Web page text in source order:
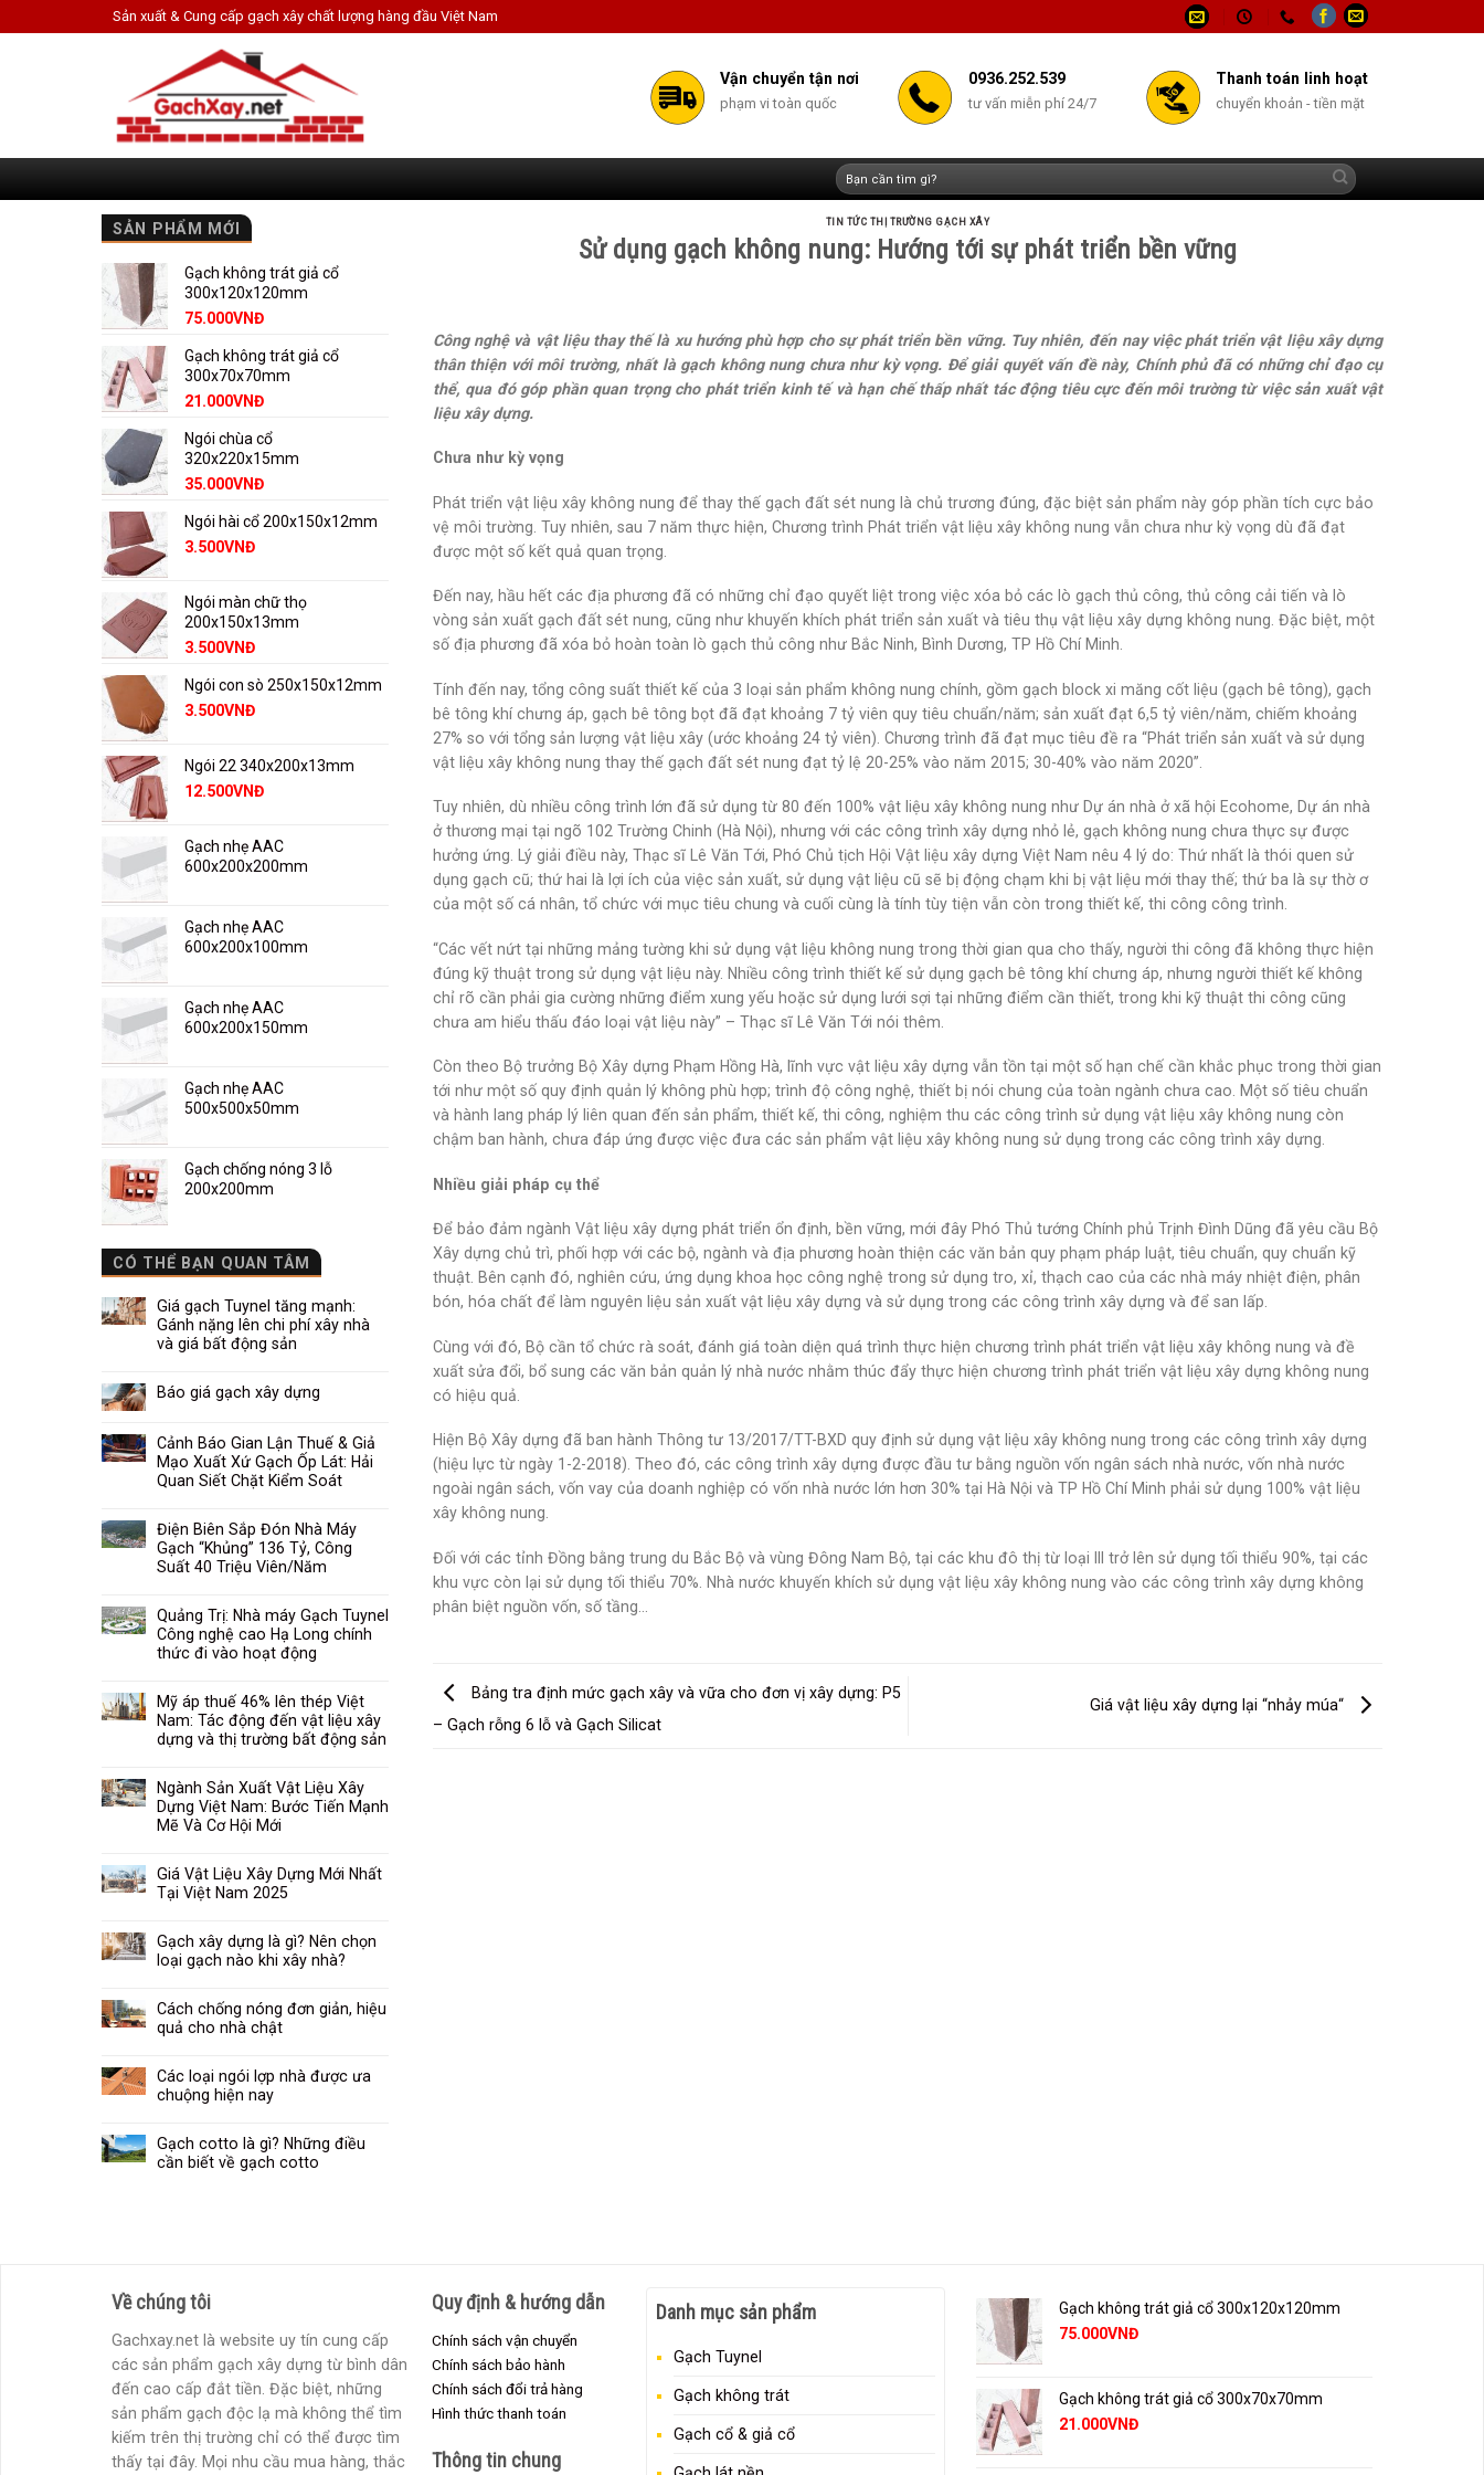
to
Sản xuất & Cung cấp gạch xây chất lượng hàng đầu Việt Nam
Vận chuyển tận nơi
phạm vi toàn quốc
0936.252.539
tư vấn miễn phí 24/7
Thanh toán linh hoạt
chuyển khoản - tiền mặt
Tìm
kiếm:
SẢN PHẨM MỚI
Gạch không trát giả cổ
300x120x120mm
75.000VNĐ
Gạch không trát giả cổ
300x70x70mm
21.000VNĐ
Ngói chùa cổ
320x220x15mm
35.000VNĐ
Ngói hài cổ 200x150x12mm
3.500VNĐ
Ngói màn chữ thọ
200x150x13mm
3.500VNĐ
Ngói con sò 250x150x12mm
3.500VNĐ
Ngói 22 340x200x13mm
12.500VNĐ
Gạch nhẹ AAC
600x200x200mm
Gạch nhẹ AAC
600x200x100mm
Gạch nhẹ AAC
600x200x150mm
Gạch nhẹ AAC
500x500x50mm
Gạch chống nóng 3 lỗ
200x200mm
CÓ THỂ BẠN QUAN TÂM
Giá gạch Tuynel tăng mạnh:
Gánh nặng lên chi phí xây nhà
và giá bất động sản
Báo giá gạch xây dựng
Cảnh Báo Gian Lận Thuế & Giả
Mạo Xuất Xứ Gạch Ốp Lát: Hải
Quan Siết Chặt Kiểm Soát
Điện Biên Sắp Đón Nhà Máy
Gạch “Khủng” 136 Tỷ, Công
Suất 40 Triệu Viên/Năm
Quảng Trị: Nhà máy Gạch Tuynel
Công nghệ cao Hạ Long chính
thức đi vào hoạt động
Mỹ áp thuế 46% lên thép Việt
Nam: Tác động đến vật liệu xây
dựng và thị trường bất động sản
Ngành Sản Xuất Vật Liệu Xây
Dựng Việt Nam: Bước Tiến Mạnh
Mẽ Và Cơ Hội Mới
Giá Vật Liệu Xây Dựng Mới Nhất
Tại Việt Nam 2025
Gạch xây dựng là gì? Nên chọn
loại gạch nào khi xây nhà?
Cách chống nóng đơn giản, hiệu
quả cho nhà chật
Các loại ngói lợp nhà được ưa
chuộng hiện nay
Gạch cotto là gì? Những điều
cần biết về gạch cotto
TIN TỨC THỊ TRƯỜNG GẠCH XÂY
Sử dụng gạch không nung: Hướng tới sự phát triển bền vững
Công nghệ và vật liệu thay thế là xu hướng phù hợp cho sự phát triển bền vững. Tuy nhiên, đến nay việc phát triển vật liệu xây dựng
thân thiện với môi trường, nhất là gạch không nung chưa như kỳ vọng. Để giải quyết vấn đề này, Chính phủ đã có những chỉ đạo cụ
thể, qua đó góp phần quan trọng cho phát triển kinh tế và hạn chế thấp nhất tác động tiêu cực đến môi trường từ việc sản xuất vật
liệu xây dựng.
Chưa như kỳ vọng
Phát triển vật liệu xây không nung để thay thế gạch đất sét nung là chủ trương đúng, đặc biệt sản phẩm này góp phần tích cực bảo
vệ môi trường. Tuy nhiên, sau 7 năm thực hiện, Chương trình Phát triển vật liệu xây không nung vẫn chưa như kỳ vọng dù đã đạt
được một số kết quả quan trọng.
Đến nay, hầu hết các địa phương đã có những chỉ đạo quyết liệt trong việc xóa bỏ các lò gạch thủ công, thủ công cải tiến và lò
vòng sản xuất gạch đất sét nung, cũng như khuyến khích phát triển sản xuất và tiêu thụ vật liệu xây dựng không nung. Đặc biệt, một
số địa phương đã xóa bỏ hoàn toàn lò gạch thủ công như Bắc Ninh, Bình Dương, TP Hồ Chí Minh.
Tính đến nay, tổng công suất thiết kế của 3 loại sản phẩm không nung chính, gồm gạch block xi măng cốt liệu (gạch bê tông), gạch
bê tông khí chưng áp, gạch bê tông bọt đã đạt khoảng 7 tỷ viên quy tiêu chuẩn/năm; sản xuất đạt 6,5 tỷ viên/năm, chiếm khoảng
27% so với tổng sản lượng vật liệu xây (ước khoảng 24 tỷ viên). Chương trình đã đạt mục tiêu đề ra “Phát triển sản xuất và sử dụng
vật liệu xây không nung thay thế gạch đất sét nung đạt tỷ lệ 20-25% vào năm 2015; 30-40% vào năm 2020”.
Tuy nhiên, dù nhiều công trình lớn đã sử dụng từ 80 đến 100% vật liệu xây không nung như Dự án nhà ở xã hội Ecohome, Dự án nhà
ở thương mại tại ngõ 102 Trường Chinh (Hà Nội), nhưng với các công trình xây dựng nhỏ lẻ, gạch không nung chưa thực sự được
hưởng ứng. Lý giải điều này, Thạc sĩ Lê Văn Tới, Phó Chủ tịch Hội Vật liệu xây dựng Việt Nam nêu 4 lý do: Thứ nhất là thói quen sử
dụng gạch cũ; thứ hai là lợi ích của việc sản xuất, sử dụng vật liệu cũ sẽ bị động chạm khi bị vật liệu mới thay thế; thứ ba là sự thờ ơ
của một số cá nhân, tổ chức với mục tiêu chung và cuối cùng là tính tùy tiện vẫn còn trong thiết kế, thi công công trình.
“Các vết nứt tại những mảng tường khi sử dụng vật liệu không nung trong thời gian qua cho thấy, người thi công đã không thực hiện
đúng kỹ thuật trong sử dụng vật liệu này. Nhiều công trình thiết kế sử dụng gạch bê tông khí chưng áp, nhưng người thiết kế không
chỉ rõ cần phải gia cường những điểm xung yếu hoặc sử dụng lưới sợi tại những điểm cần thiết, trong khi kỹ thuật thi công cũng
chưa am hiểu thấu đáo loại vật liệu này” – Thạc sĩ Lê Văn Tới nói thêm.
Còn theo Bộ trưởng Bộ Xây dựng Phạm Hồng Hà, lĩnh vực vật liệu xây dựng vẫn tồn tại một số hạn chế cần khắc phục trong thời gian
tới như một số quy định quản lý không phù hợp; trình độ công nghệ, thiết bị nói chung của toàn ngành chưa cao. Một số tiêu chuẩn
và hành lang pháp lý liên quan đến sản phẩm, thiết kế, thi công, nghiệm thu các công trình sử dụng vật liệu xây không nung còn
chậm ban hành, chưa đáp ứng được việc đưa các sản phẩm vật liệu xây không nung sử dụng trong các công trình xây dựng.
Nhiều giải pháp cụ thể
Để bảo đảm ngành Vật liệu xây dựng phát triển ổn định, bền vững, mới đây Phó Thủ tướng Chính phủ Trịnh Đình Dũng đã yêu cầu Bộ
Xây dựng chủ trì, phối hợp với các bộ, ngành và địa phương hoàn thiện các văn bản quy phạm pháp luật, tiêu chuẩn, quy chuẩn kỹ
thuật. Bên cạnh đó, nghiên cứu, ứng dụng khoa học công nghệ trong sử dụng tro, xỉ, thạch cao của các nhà máy nhiệt điện, phân
bón, hóa chất để làm nguyên liệu sản xuất vật liệu xây dựng và sử dụng trong các công trình xây dựng và để san lấp.
Cùng với đó, Bộ cần tổ chức rà soát, đánh giá toàn diện quá trình thực hiện chương trình phát triển vật liệu xây không nung và đề
xuất sửa đổi, bổ sung các văn bản quản lý nhà nước nhằm thúc đẩy thực hiện chương trình phát triển vật liệu xây dựng không nung
có hiệu quả.
Hiện Bộ Xây dựng đã ban hành Thông tư 13/2017/TT-BXD quy định sử dụng vật liệu xây không nung trong các công trình xây dựng
(hiệu lực từ ngày 1-2-2018). Theo đó, các công trình xây dựng được đầu tư bằng nguồn vốn ngân sách nhà nước, vốn nhà nước
ngoài ngân sách, vốn vay của doanh nghiệp có vốn nhà nước lớn hơn 30% tại Hà Nội và TP Hồ Chí Minh phải sử dụng 100% vật liệu
xây không nung.
Đối với các tỉnh Đồng bằng trung du Bắc Bộ và vùng Đông Nam Bộ, tại các khu đô thị từ loại III trở lên sử dụng tối thiểu 90%, tại các
khu vực còn lại sử dụng tối thiểu 70%. Nhà nước khuyến khích sử dụng vật liệu xây không nung vào các công trình xây dựng không
phân biệt nguồn vốn, số tầng…
Bảng tra định mức gạch xây và vữa cho đơn vị xây dựng: P5
– Gạch rỗng 6 lỗ và Gạch Silicat
Giá vật liệu xây dựng lại “nhảy múa“
Về chúng tôi
Gachxay.net là website uy tín cung cấp
các sản phẩm gạch xây dựng từ bình dân
đến cao cấp đắt tiền. Đặc biệt, những
sản phẩm gạch độc lạ mà không thể tìm
kiếm trên thị trường chỉ có thể được tìm
thấy tại đây. Mọi nhu cầu mua hàng, thắc
Quy định & hướng dẫn
Chính sách vận chuyển
Chính sách bảo hành
Chính sách đổi trả hàng
Hình thức thanh toán
Thông tin chung
Danh mục sản phẩm
Gạch Tuynel
Gạch không trát
Gạch cổ & giả cổ
Gạch không trát giả cổ 300x120x120mm
75.000VNĐ
Gạch không trát giả cổ 300x70x70mm
21.000VNĐ